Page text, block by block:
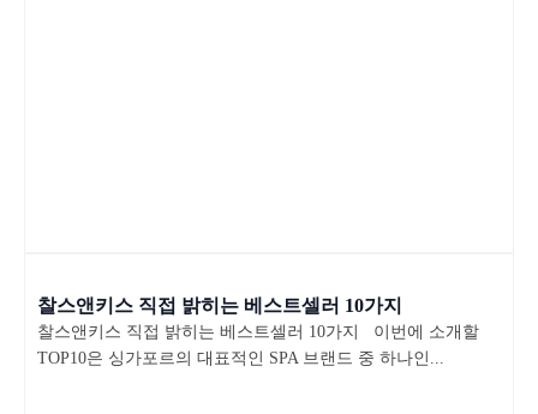
찰스앤키스 직접 밝히는 베스트셀러 10가지
찰스앤키스 직접 밝히는 베스트셀러 10가지 이번에 소개할
TOP10은 싱가포르의 대표적인 SPA 브랜드 중 하나인...